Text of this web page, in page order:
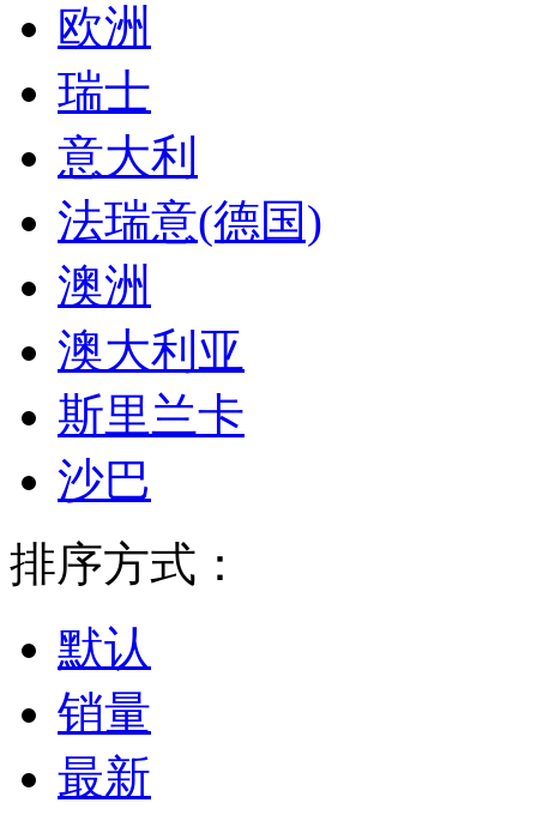
欧洲
瑞士
意大利
法瑞意(德国)
澳洲
澳大利亚
斯里兰卡
沙巴
排序方式：
默认
销量
最新